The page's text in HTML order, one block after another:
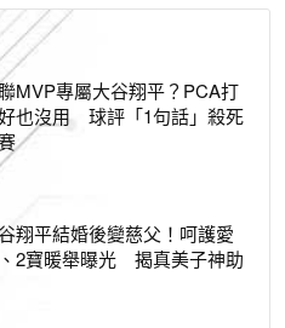
MVP專屬大谷翔平？PCA打
也沒用 球評「1句話」殺死
翔平結婚後變慈父！呵護愛
2寶暖舉曝光 揭真美子神助